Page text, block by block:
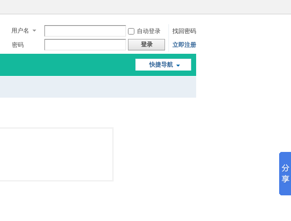
用户名 自动登录
找回密码
密码
登录 立即注册
快捷导航